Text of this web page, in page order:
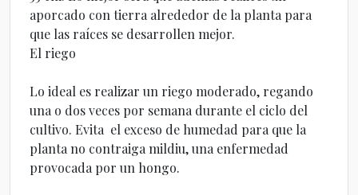
aporcado con tierra alrededor de la planta para
que las raíces se desarrollen mejor.
El riego
Lo ideal es realizar un riego moderado, regando
una o dos veces por semana durante el ciclo del
cultivo. Evita el exceso de humedad para que la
planta no contraiga mildiu, una enfermedad
provocada por un hongo.